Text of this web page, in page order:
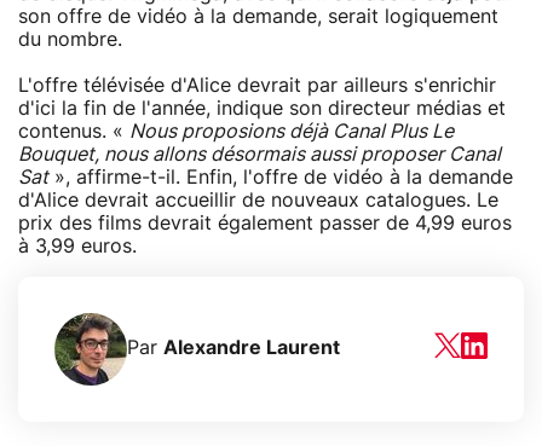
son offre de vidéo à la demande, serait logiquement
du nombre.
L'offre télévisée d'Alice devrait par ailleurs s'enrichir
d'ici la fin de l'année, indique son directeur médias et
contenus. « Nous proposions déjà Canal Plus Le
Bouquet, nous allons désormais aussi proposer Canal
Sat», affirme-t-il. Enfin, l'offre de vidéo à la demande
d'Alice devrait accueillir de nouveaux catalogues. Le
prix des films devrait également passer de 4,99 euros
à 3,99 euros.
Par Alexandre Laurent